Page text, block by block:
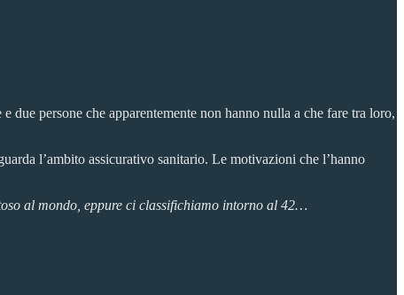
persone che apparentemente non hanno nulla a che fare tra loro,
l’ambito assicurativo sanitario. Le motivazioni che l’hanno
al mondo, eppure ci classifichiamo intorno al 42…